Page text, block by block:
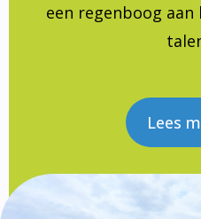
een regenboog aan
Lees